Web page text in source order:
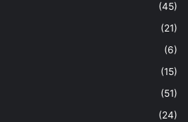
(45)
(21)
(6)
(15)
(51)
(24)